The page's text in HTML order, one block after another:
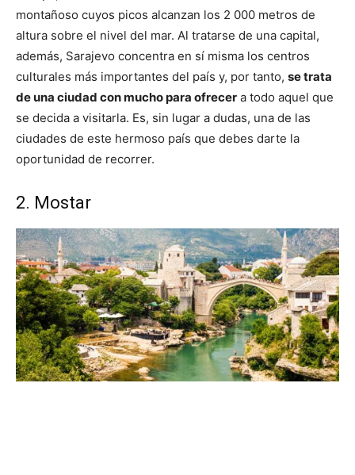
montañoso cuyos picos alcanzan los 2 000 metros de
altura sobre el nivel del mar. Al tratarse de una capital,
además, Sarajevo concentra en sí misma los centros
culturales más importantes del país y, por tanto, se trata
de una ciudad con mucho para ofrecer a todo aquel que
se decida a visitarla. Es, sin lugar a dudas, una de las
ciudades de este hermoso país que debes darte la
oportunidad de recorrer.
2. Mostar